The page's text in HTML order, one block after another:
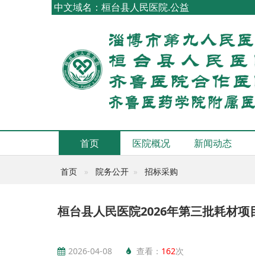
中文域名：桓台县人民医院.公益
首页 医院概况 新闻动态
首页 院务公开 招标采购
桓台县人民医院2026年第三批耗材
2026-04-08 查看： 162次